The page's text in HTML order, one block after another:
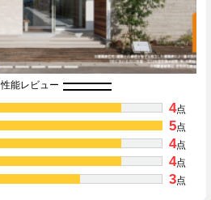
性能レビュー
4点
5点
4点
4点
3点